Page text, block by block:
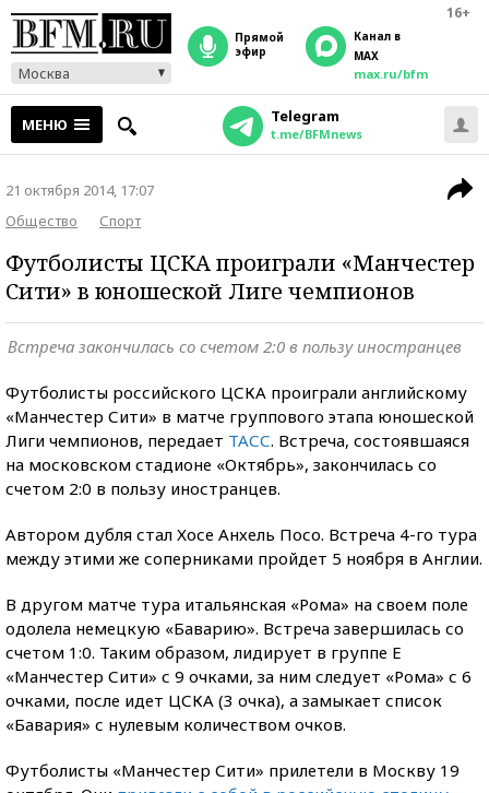
16+
Москва
прямой
эфир
Канал в
MAX
max.ru/bfm
МЕНЮ Telegram
t.me/BFMnews
21 октября 2014, 17:07
Общество
Спорт
Футболисты ЦСКА проиграли «Манчестер
Сити» в юношеской Лиге чемпионов
Встреча закончилась со счетом 2:0 в пользу иностранцев
Футболисты российского ЦСКА проиграли английскому
«Манчестер Сити» в матче группового этапа юношеской
Лиги чемпионов, передает ТАСС. Встреча, состоявшаяся
на московском стадионе «Октябрь», закончилась со
счетом 2:0 в пользу иностранцев.
Автором дубля стал Хосе Анхель Посо. Встреча 4-го тура
между этими же соперниками пройдет 5 ноября в Англии.
В другом матче тура итальянская «Рома» на своем поле
одолела немецкую «Баварию». Встреча завершилась со
счетом 1:0. Таким образом, лидирует в группе Е
«Манчестер Сити» с 9 очками, за ним следует «Рома» с 6
очками, после идет ЦСКА (3 очка), а замыкает список
«Бавария» с нулевым количеством очков.
Футболисты «Манчестер Сити» прилетели в Москву 19